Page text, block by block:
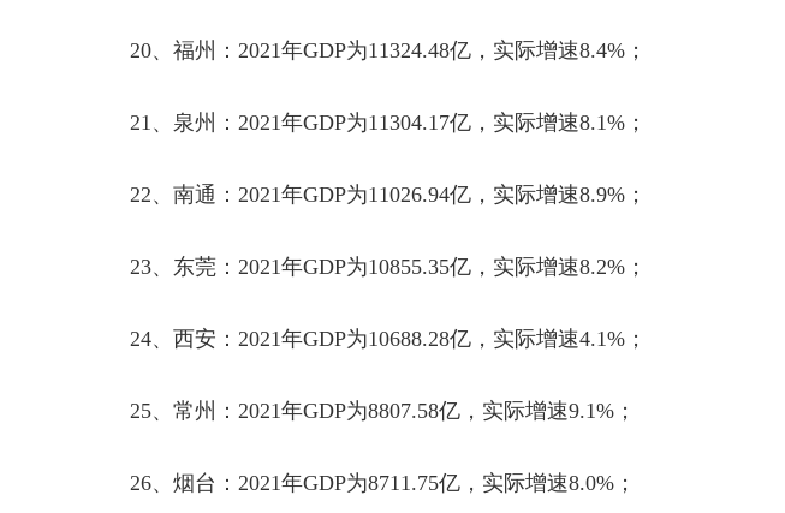
20、福州： 2021年GDP为11324.48亿，实际增速8.4% ；
21、泉州： 2021年GDP为11304.17亿，实际增速8.1% ；
22、南通： 2021年GDP为11026.94亿，实际增速8.9% ；
23、东莞： 2021年GDP为10855.35亿，实际增速8.2% ；
24、西安： 2021年GDP为10688.28亿，实际增速4.1% ；
25、常州： 2021年GDP为8807.58亿，实际增速9.1% ；
26、烟台： 2021年GDP为8711.75亿，实际增速8.0% ；